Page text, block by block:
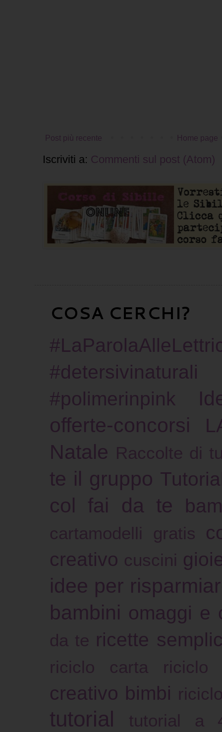
Post più recente Home page
Iscriviti a: Commenti sul post (Atom)
COSA CERCHI?
#detersivinaturali
#polimerinpink
offerte-concorsi
Natale Raccolte di
te il gruppo
col fai da te
cartamodelli gratis
creativo cuscini
idee per
bambini omaggi e
da te ricette
riciclo carta riciclo
creativo bimbi
tutorial tutorial a